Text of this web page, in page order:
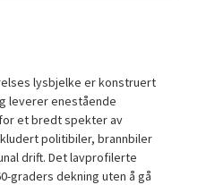
lysbjelke er konstruert
leverer enestående
et bredt spekter av
politibiler, brannbiler
drift. Det lavprofilerte
graders dekning uten å gå